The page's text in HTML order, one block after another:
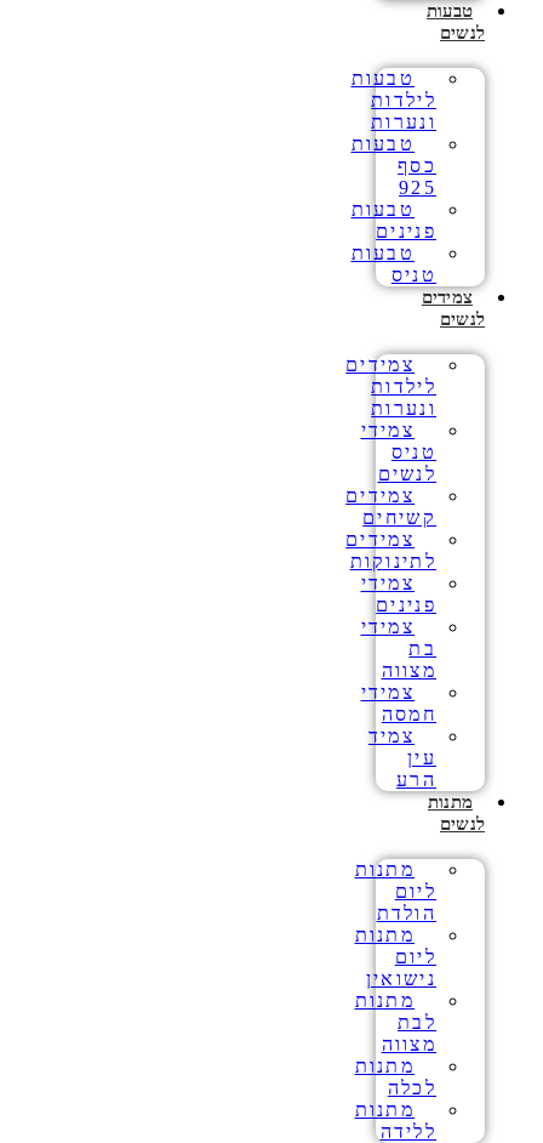
טבעות
לנשים
טבעות
לילדות
ונערות
טבעות
כסף
925
טבעות
פנינים
טבעות
טניס
צמידים
לנשים
צמידים
לילדות
ונערות
צמידי
טניס
לנשים
צמידים
קשיחים
צמידים
לתינוקות
צמידי
פנינים
צמידי
בת
מצווה
צמידי
חמסה
צמיד
עין
הרע
מתנות
לנשים
מתנות
ליום
הולדת
מתנות
ליום
נישואין
מתנות
לבת
מצווה
מתנות
לכלה
מתנות
ללידה